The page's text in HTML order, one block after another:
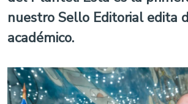
nuestro Sello Editorial edita
académico.